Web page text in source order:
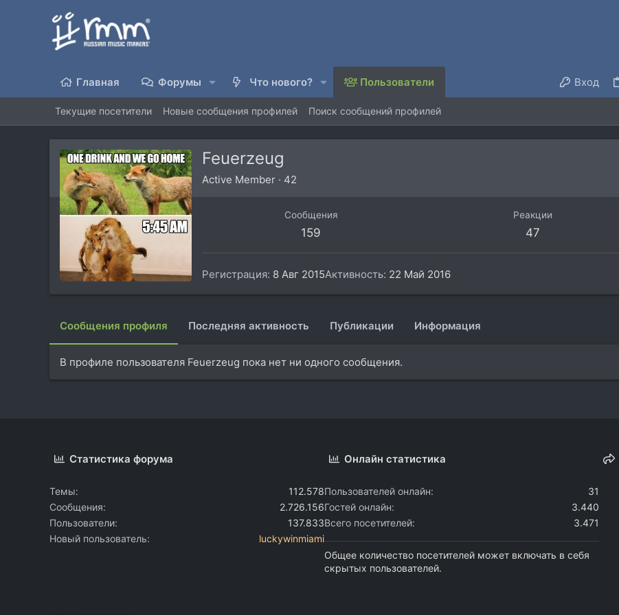
Главная Форумы Что нового? Пользователи Вход
Текущие посетители Новые сообщения профилей Поиск сообщений профилей
Feuerzeug
Active Member · 42
Сообщения
159
Реакции
47
Регистрация 8 Авг 2015Активность 22 Май 2016
Сообщения профиля Последняя активность Публикации Информация
В профиле пользователя Feuerzeug пока нет ни одного сообщения.
Статистика форума
Темы
112.578
Сообщения
2.726.156
Пользователи
137.833
Новый пользователь
luckywinmiami
Онлайн статистика
Пользователей онлайн
31
Гостей онлайн
3.440
Всего посетителей
3.471
Общее количество посетителей может включать в себя
скрытых пользователей.